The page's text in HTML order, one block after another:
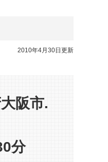
2010年4月30日更新
阪市.
分